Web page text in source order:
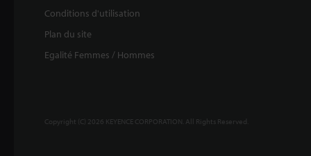
Conditions d'utilisation
Plan du site
Egalité Femmes / Hommes
Copyright (C) 2026 KEYENCE CORPORATION. All Rights Reserved.